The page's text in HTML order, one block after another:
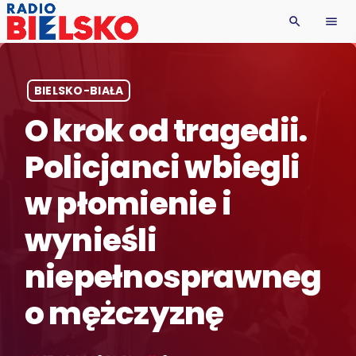
search menu
BIELSKO-BIAŁA
O krok od tragedii.
Policjanci wbiegli
w płomienie i
wynieśli
niepełnosprawneg
o mężczyznę